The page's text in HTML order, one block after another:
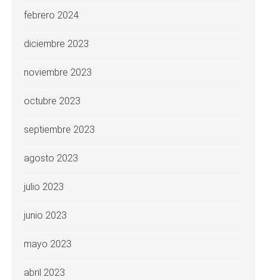
febrero 2024
diciembre 2023
noviembre 2023
octubre 2023
septiembre 2023
agosto 2023
julio 2023
junio 2023
mayo 2023
abril 2023